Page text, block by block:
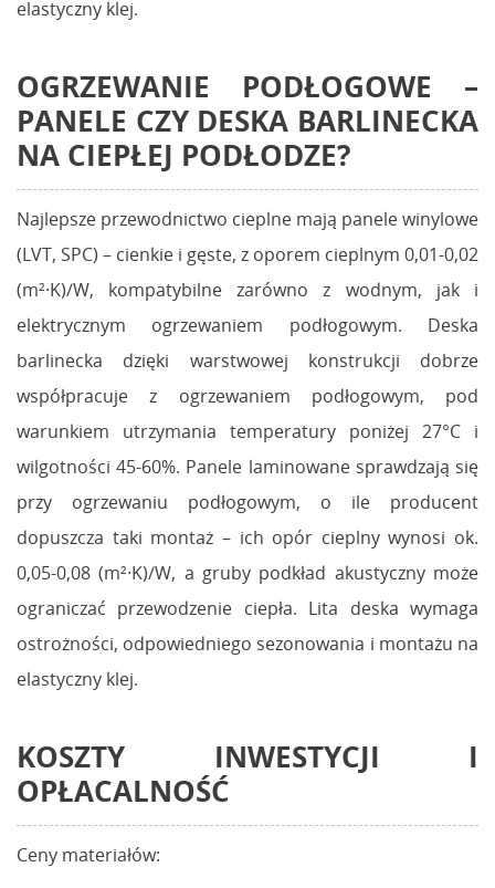
elastyczny klej.
OGRZEWANIE PODŁOGOWE –
PANELE CZY DESKA BARLINECKA
NA CIEPŁEJ PODŁODZE?
Najlepsze przewodnictwo cieplne mają panele winylowe
(LVT, SPC) – cienkie i gęste, z oporem cieplnym 0,01-0,02
(m²·K)/W, kompatybilne zarówno z wodnym, jak i
elektrycznym ogrzewaniem podłogowym. Deska
barlinecka dzięki warstwowej konstrukcji dobrze
współpracuje z ogrzewaniem podłogowym, pod
warunkiem utrzymania temperatury poniżej 27°C i
wilgotności 45-60%. Panele laminowane sprawdzają się
przy ogrzewaniu podłogowym, o ile producent
dopuszcza taki montaż – ich opór cieplny wynosi ok.
0,05-0,08 (m²·K)/W, a gruby podkład akustyczny może
ograniczać przewodzenie ciepła. Lita deska wymaga
ostrożności, odpowiedniego sezonowania i montażu na
elastyczny klej.
KOSZTY INWESTYCJI I
OPŁACALNOŚĆ
Ceny materiałów: